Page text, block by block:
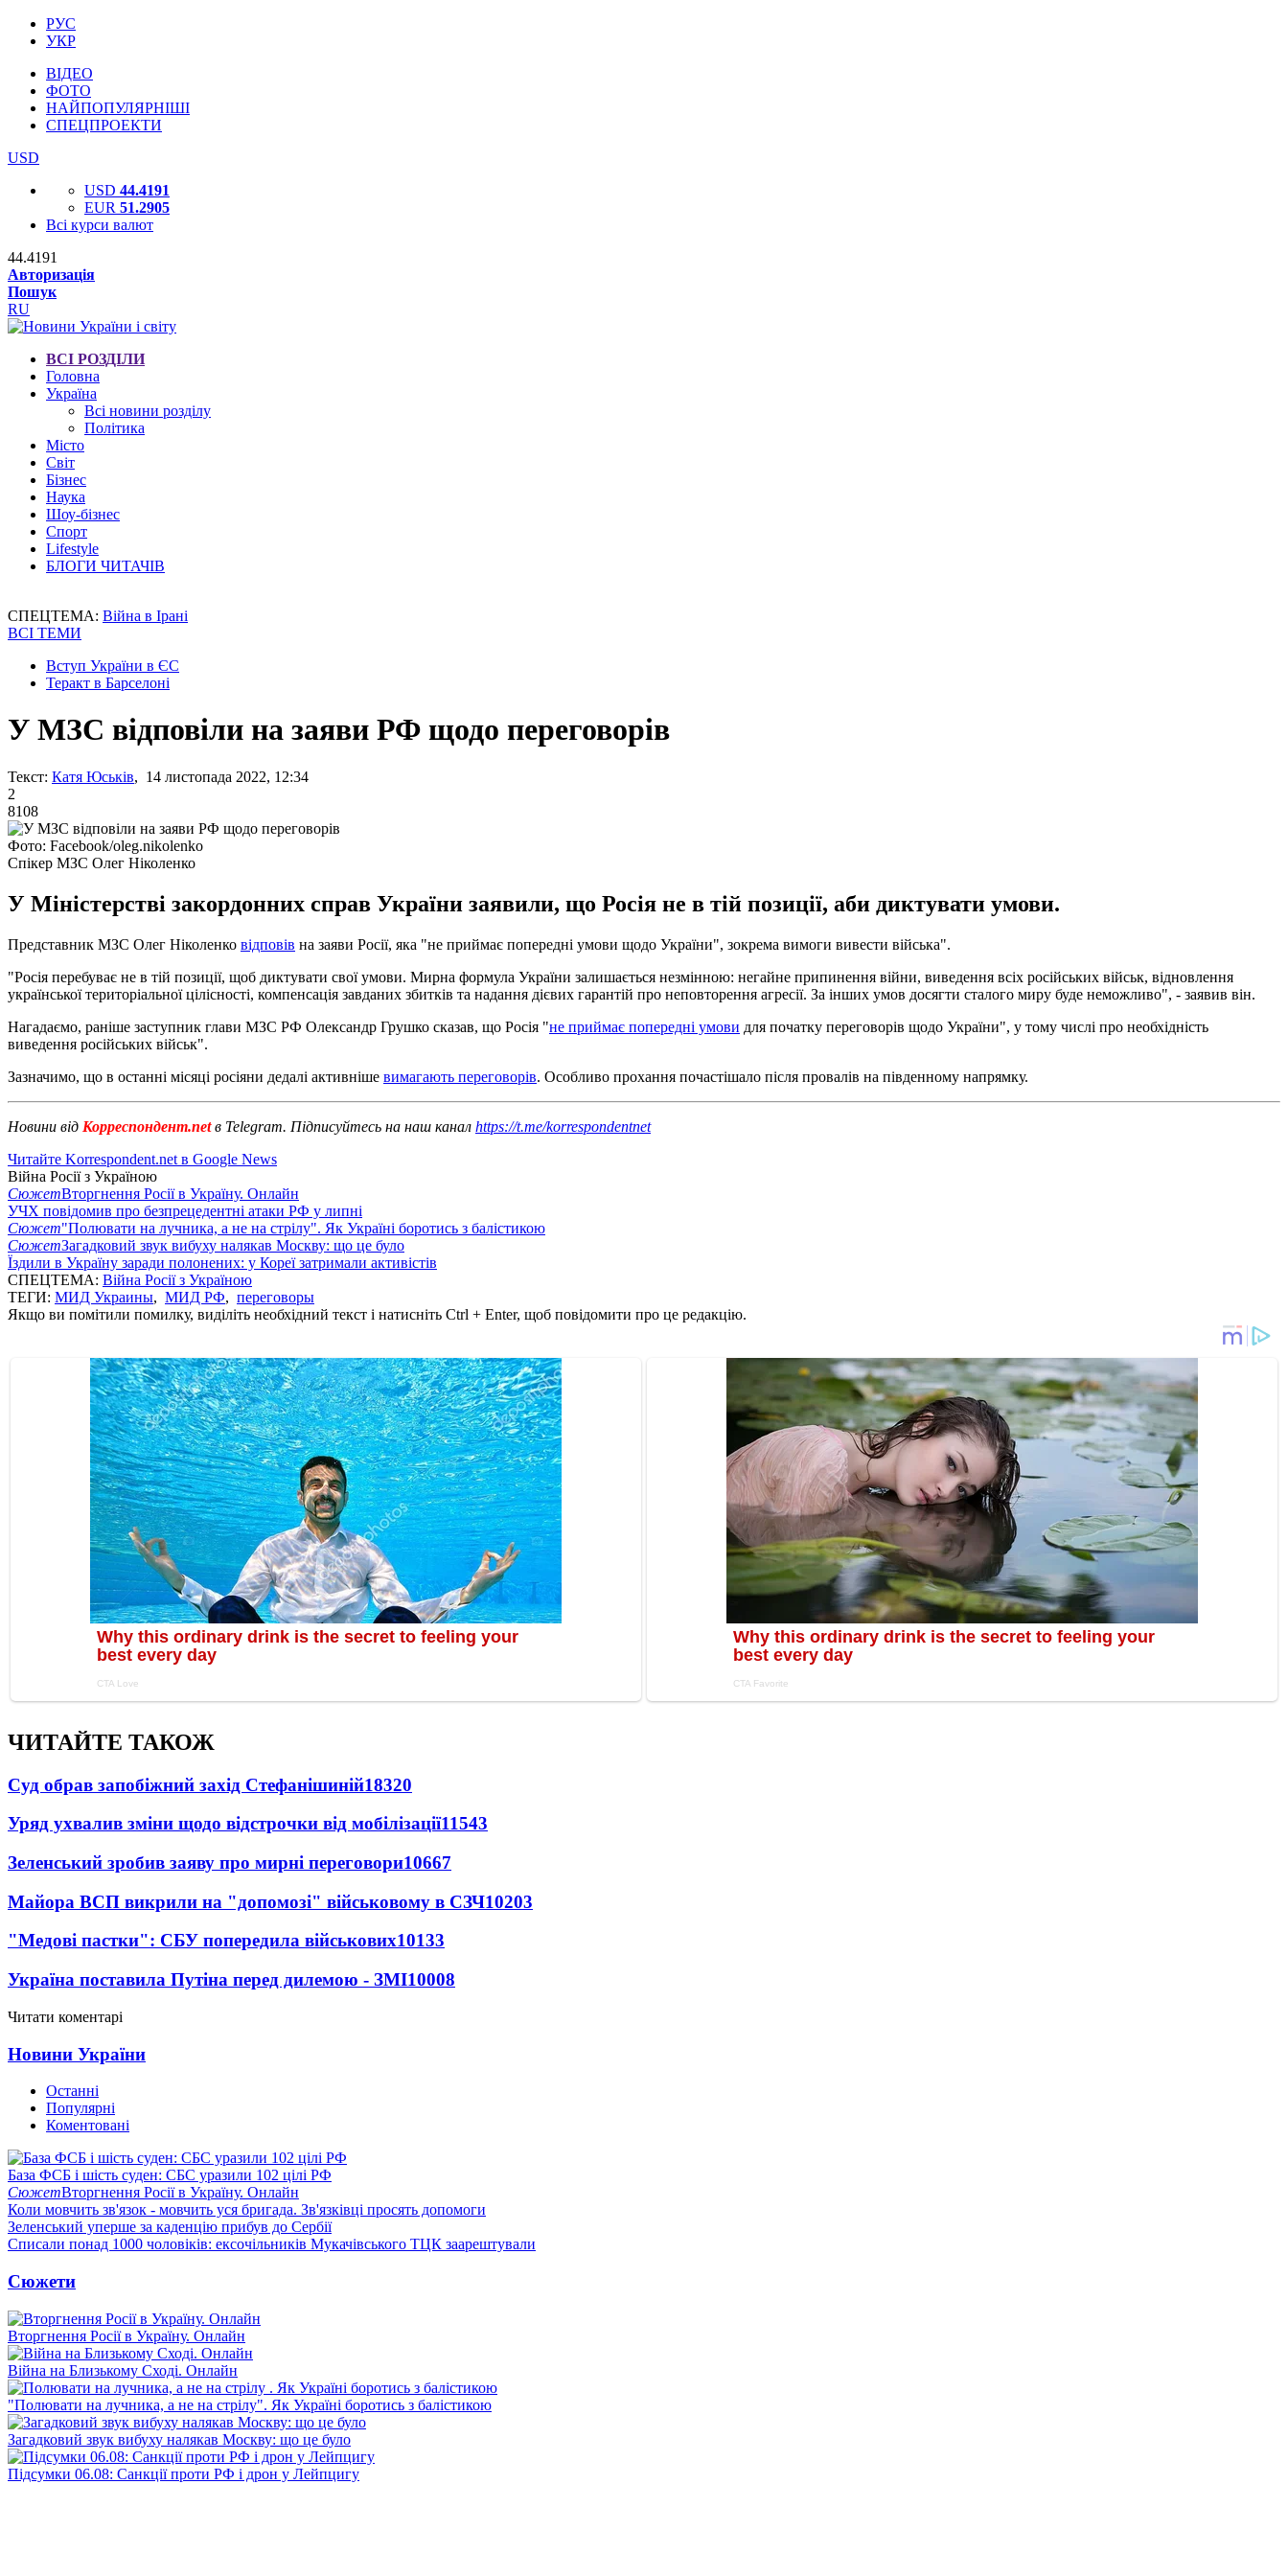
РУС
УКР
ВІДЕО
ФОТО
НАЙПОПУЛЯРНІШІ
СПЕЦПРОЕКТИ
USD
USD 44.4191
EUR 51.2905
Всі курси валют
44.4191
Авторизація
Пошук
RU
ВСІ РОЗДІЛИ
Головна
Україна
Всі новини розділу
Політика
Місто
Світ
Бізнес
Наука
Шоу-бізнес
Спорт
Lifestyle
БЛОГИ ЧИТАЧІВ
СПЕЦТЕМА: Війна в Ірані
ВСІ ТЕМИ
Вступ України в ЄС
Теракт в Барселоні
У МЗС відповіли на заяви РФ щодо переговорів
Текст: Катя Юськів, 14 листопада 2022, 12:34
2
8108
Фото: Facebook/oleg.nikolenko
Спікер МЗС Олег Ніколенко
У Міністерстві закордонних справ України заявили, що Росія не в тій позиції, аби диктувати умови.
Представник МЗС Олег Ніколенко відповів на заяви Росії, яка "не приймає попередні умови щодо України", зокрема вимоги вивести війська".
"Росія перебуває не в тій позиції, щоб диктувати свої умови. Мирна формула України залишається незмінною: негайне припинення війни, виведення всіх російських військ, відновлення
української територіальної цілісності, компенсація завданих збитків та надання дієвих гарантій про неповторення агресії. За інших умов досягти сталого миру буде неможливо", - заявив він.
Нагадаємо, раніше заступник глави МЗС РФ Олександр Грушко сказав, що Росія "не приймає попередні умови для початку переговорів щодо України", у тому числі про необхідність
виведення російських військ".
Зазначимо, що в останні місяці росіяни дедалі активніше вимагають переговорів. Особливо прохання почастішало після провалів на південному напрямку.
Новини від Корреспондент.netв Telegram. Підписуйтесь на наш канал https://t.me/korrespondentnet
Читайте Korrespondent.net в Google News
Війна Росії з Україною
СюжетВторгнення Росії в Україну. Онлайн
УЧХ повідомив про безпрецедентні атаки РФ у липні
Сюжет"Полювати на лучника, а не на стрілу". Як Україні боротись з балістикою
СюжетЗагадковий звук вибуху налякав Москву: що це було
Їздили в Україну заради полонених: у Кореї затримали активістів
СПЕЦТЕМА: Війна Росії з Україною
ТЕГИ: МИД Украины, МИД РФ, переговоры
Якщо ви помітили помилку, виділіть необхідний текст і натисніть Ctrl + Enter, щоб повідомити про це редакцію.
ЧИТАЙТЕ ТАКОЖ
Суд обрав запобіжний захід Стефанішиній18320
Уряд ухвалив зміни щодо відстрочки від мобілізації11543
Зеленський зробив заяву про мирні переговори10667
Майора ВСП викрили на "допомозі" військовому в СЗЧ10203
"Медові пастки": СБУ попередила військових10133
Україна поставила Путіна перед дилемою - ЗМІ10008
Читати коментарі
Новини України
Останні
Популярні
Коментовані
База ФСБ і шість суден: СБС уразили 102 цілі РФ
СюжетВторгнення Росії в Україну. Онлайн
Коли мовчить зв'язок - мовчить уся бригада. Зв'язківці просять допомоги
Зеленський уперше за каденцію прибув до Сербії
Списали понад 1000 чоловіків: ексочільників Мукачівського ТЦК заарештували
Сюжети
Вторгнення Росії в Україну. Онлайн
Війна на Близькому Сході. Онлайн
"Полювати на лучника, а не на стрілу". Як Україні боротись з балістикою
Загадковий звук вибуху налякав Москву: що це було
Підсумки 06.08: Санкції проти РФ і дрон у Лейпцигу